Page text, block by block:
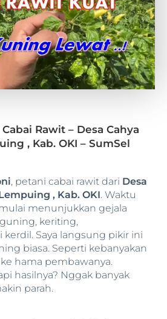
Rawit – Desa Cahya
, Kab. OKI – SumSel
, petani cabai rawit dari Desa
, Kab. OKI. Waktu
menunjukkan gejala
keriting,
Saya langsung pikir ini
biasa. Seperti kebanyakan
hama pembawanya.
hasilnya? Nggak banyak
parah.